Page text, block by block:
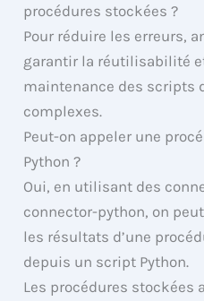
procédures stockées ?
Pour réduire les erreurs,
garantir la réutilisabilité
maintenance des scripts
complexes.
Peut-on appeler une
Python ?
Oui, en utilisant des
connector-python, on
les résultats d’une
depuis un script Python.
Les procédures stockées